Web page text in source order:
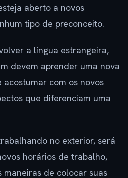
aberto a novos
tipo de preconceito.
a língua estrangeira,
devem aprender uma nova
com os novos
que diferenciam uma
no exterior, será
horários de trabalho,
maneiras de colocar suas